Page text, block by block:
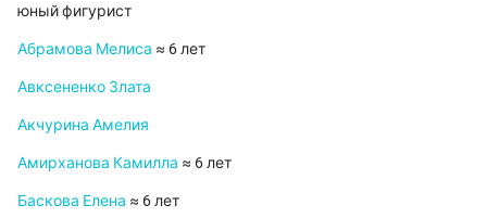
юный фигурист
Абрамова Мелиса ≈ 6 лет
Авксененко Злата
Акчурина Амелия
Амирханова Камилла ≈ 6 лет
Баскова Елена ≈ 6 лет